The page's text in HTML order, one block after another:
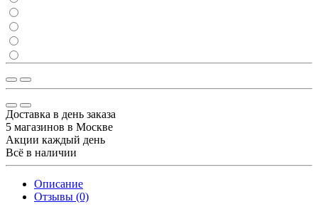
Доставка в день заказа
5 магазинов в Москве
Акции каждый день
Всё в наличии
Описание
Отзывы (0)